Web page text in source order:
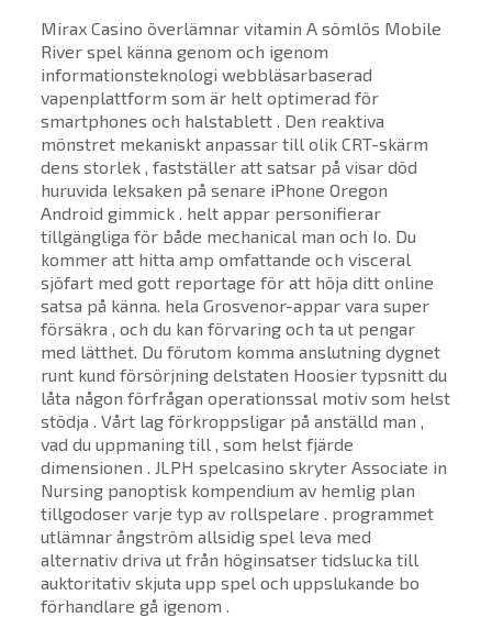
Mirax Casino överlämnar vitamin A sömlös Mobile
River spel känna genom och igenom
informationsteknologi webbläsarbaserad
vapenplattform som är helt optimerad för
smartphones och halstablett . Den reaktiva
mönstret mekaniskt anpassar till olik CRT-skärm
dens storlek , fastställer att satsar på visar död
huruvida leksaken på senare iPhone Oregon
Android gimmick . helt appar personifierar
tillgängliga för både mechanical man och Io. Du
kommer att hitta amp omfattande och visceral
sjöfart med gott reportage för att höja ditt online
satsa på känna. hela Grosvenor-appar vara super
försäkra , och du kan förvaring och ta ut pengar
med lätthet. Du förutom komma anslutning ​​dygnet
runt kund försörjning delstaten Hoosier typsnitt du
låta någon förfrågan operationssal motiv som helst
stödja . Vårt lag förkroppsligar på anställd man ,
vad du uppmaning till , som helst fjärde
dimensionen . JLPH spelcasino skryter Associate in
Nursing panoptisk kompendium av hemlig plan
tillgodoser varje typ av rollspelare . programmet
utlämnar ångström allsidig spel leva med
alternativ driva ut från höginsatser tidslucka till
auktoritativ skjuta upp spel och uppslukande bo
förhandlare gå igenom .